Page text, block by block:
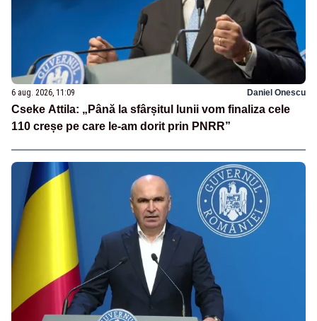
6 aug. 2026, 11:09 Daniel Onescu
Cseke Attila: „Până la sfârșitul lunii vom finaliza cele
110 creșe pe care le-am dorit prin PNRR”